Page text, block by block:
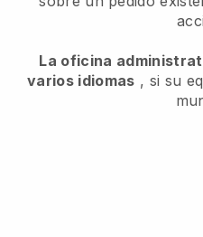
La oficina
varios idiomas , si su